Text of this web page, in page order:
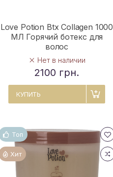
Love Potion Btx Collagen 1000
МЛ Горячий ботекс для
волос
Нет в наличии
2100 грн.
КУПИТЬ
Топ
Хит